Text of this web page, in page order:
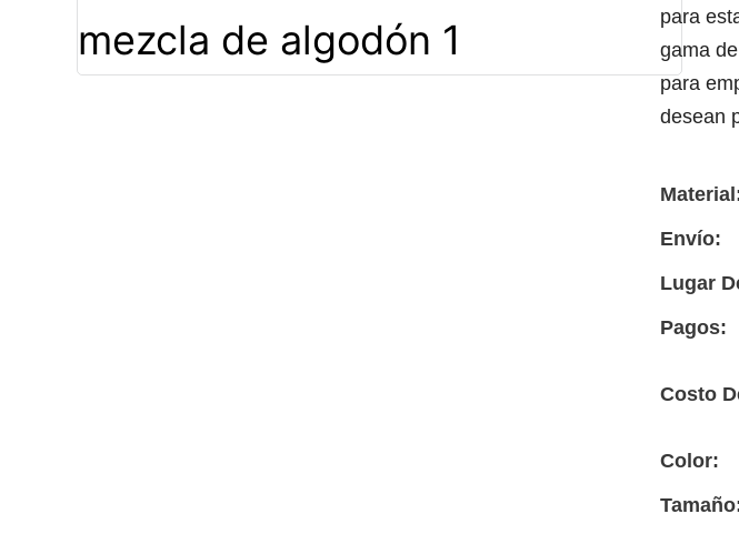
para
gama
para
desean
Envío:
Lugar
Pagos:
Costo
Color: